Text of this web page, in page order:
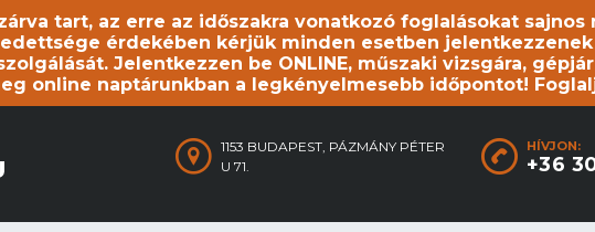
tart, az erre az időszakra vonatkozó foglalásokat
érdekében kérjük minden esetben
Jelentkezzen be ONLINE, műszaki vizsgára,
online naptárunkban a legkényelmesebb időpontot!
HÍVJON:
+36
1153 BUDAPEST, PÁZMÁNY PÉTER
U 71.